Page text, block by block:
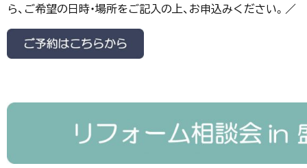
ら、ご希望の日時・場所をご記入の上、お申込みください。／